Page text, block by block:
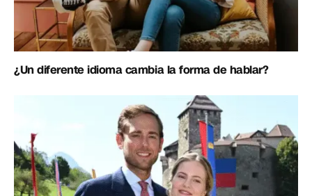
¿Un diferente idioma cambia la forma de hablar?